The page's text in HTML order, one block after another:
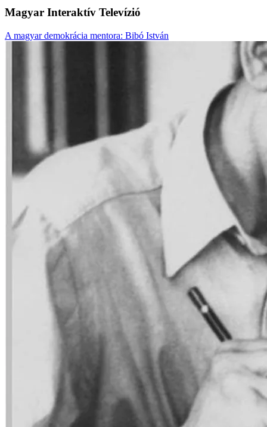
Magyar Interaktív Televízió
A magyar demokrácia mentora: Bibó István